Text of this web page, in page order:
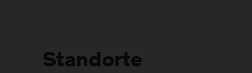
Standorte